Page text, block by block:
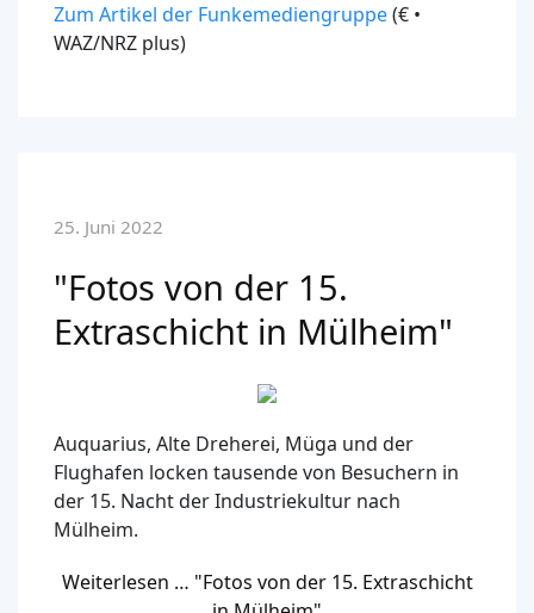
Zum Artikel der Funkemediengruppe(€ •
WAZ/NRZ plus)
25. Juni 2022
"Fotos von der 15.
Extraschicht in Mülheim"
Auquarius, Alte Dreherei, Müga und der
Flughafen locken tausende von Besuchern in
der 15. Nacht der Industriekultur nach
Mülheim.
Weiterlesen … "Fotos von der 15. Extraschicht